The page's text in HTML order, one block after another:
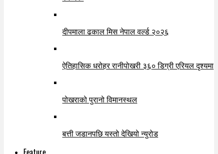
दीपमाला ढकाल मिस नेपाल वर्ल्ड २०२६
ऐतिहासिक धरोहर रानीपोखरी ३६० डिग्री एरियल दृश्यमा
पोखराको पुरानो विमानस्थल
बत्ती जडानपछि यस्तो देखियो न्युरोड